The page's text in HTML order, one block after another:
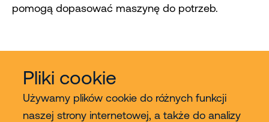
Pliki cookie
Używamy plików cookie do różnych funkcji
naszej strony internetowej, a także do analizy
pomogą dopasować maszynę do potrzeb.